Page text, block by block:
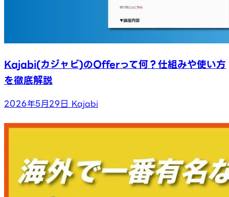
Kajabi(カジャビ)のOfferって何？仕組みや使い方
を徹底解説
2026年5月29日 Kajabi